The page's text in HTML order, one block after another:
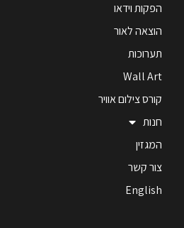
הפקות וידאו
הוצאה לאור
תערוכות
Wall Art
קורס צילום אוויר
חנות
המגזין
צור קשר
English